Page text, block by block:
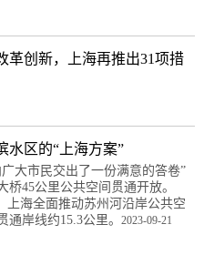
革创新，上海再推出31项措
水区的“上海方案”
大市民交出了一份满意的答卷”
45公里公共空间贯通开放。
上海全面推动苏州河沿岸公共空
岸线约15.3公里。 2023-09-21